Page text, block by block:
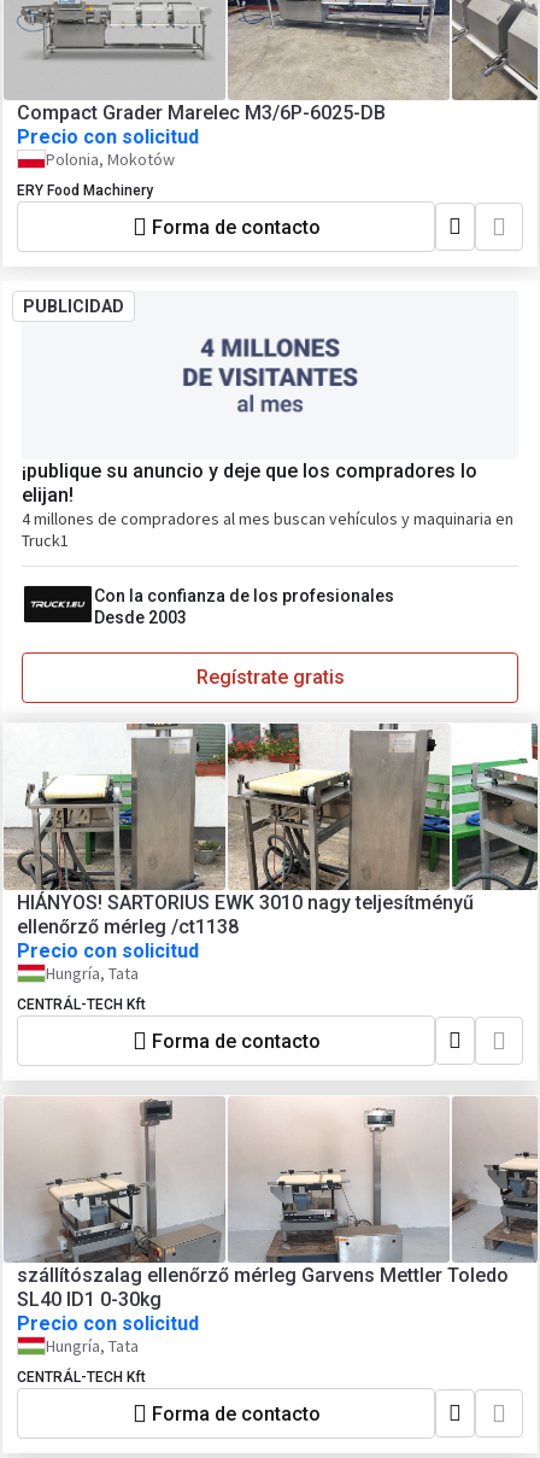
Compact Grader Marelec M3/6P-6025-DB
Precio con solicitud
Polonia, Mokotów
ERY Food Machinery
Forma de contacto
PUBLICIDAD
¡publique su anuncio y deje que los compradores lo
elijan!
4 millones de compradores al mes buscan vehículos y maquinaria en
Truck1
Con la confianza de los profesionales
Desde 2003
Regístrate gratis
HIÁNYOS! SARTORIUS EWK 3010 nagy teljesítményű
ellenőrző mérleg /ct1138
Precio con solicitud
Hungría, Tata
CENTRÁL-TECH Kft
Forma de contacto
szállítószalag ellenőrző mérleg Garvens Mettler Toledo
SL40 ID1 0-30kg
Precio con solicitud
Hungría, Tata
CENTRÁL-TECH Kft
Forma de contacto